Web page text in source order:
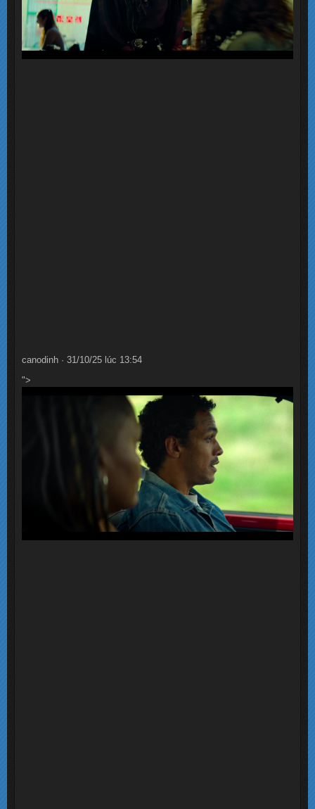
canodinh · 31/10/25 lúc 13:54
">